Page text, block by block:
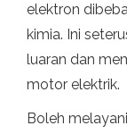
elektron
kimia. Ini
luaran dan
motor elektrik.
Boleh